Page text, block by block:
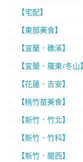
【宅配】
【東部美食】
【宜蘭．礁溪】
【宜蘭．羅東/冬山】
【花蓮．吉安】
【桃竹苗美食】
【新竹．竹北】
【新竹．竹科】
【新竹．關西】